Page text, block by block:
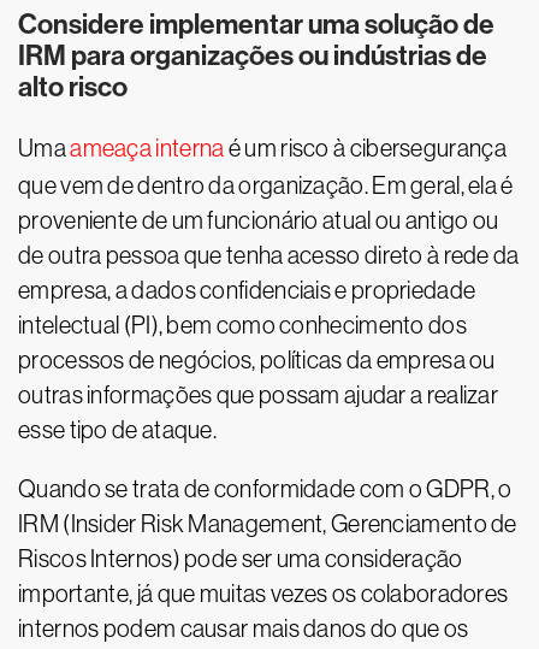
Considere implementar uma solução de
IRM para organizações ou indústrias de
alto risco
Umaameaça interna é um risco à cibersegurança
que vem de dentro da organização. Em geral, ela é
proveniente de um funcionário atual ou antigo ou
de outra pessoa que tenha acesso direto à rede da
empresa, a dados confidenciais e propriedade
intelectual (PI), bem como conhecimento dos
processos de negócios, políticas da empresa ou
outras informações que possam ajudar a realizar
esse tipo de ataque.
Quando se trata de conformidade com o GDPR, o
IRM (Insider Risk Management, Gerenciamento de
Riscos Internos) pode ser uma consideração
importante, já que muitas vezes os colaboradores
internos podem causar mais danos do que os